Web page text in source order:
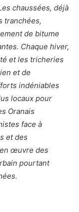
chaussées, déjà
tranchées,
de bitume
Chaque hiver,
et les tricheries
et de
indéniables
locaux pour
Oranais
face à
et des
œuvre des
pourtant